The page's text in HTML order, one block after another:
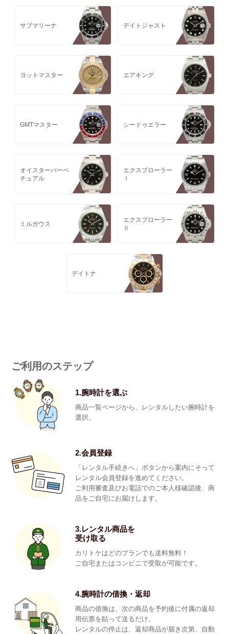
サブマリーナ デイトジャスト
ヨットマスター エアキング
GMTマスター シードゥエラー
オイスターパーペ
チュアル
エクスプローラー
Ⅰ
ミルガウス
エクスプローラー
Ⅱ
デイトナ
ご利用のステップ
1.腕時計を選ぶ
商品一覧ページから、レンタルしたい腕時計を
選択。
2.会員登録
「レンタル手続きへ」ボタンから案内にそって
レンタル会員登録を進めてください。
ご利用審査及びお電話でのご本人様確認後、商
品をご自宅にお届けします。
3.レンタル商品を
受け取る
カリトケはどのプランでも送料無料！
ご自宅またはコンビニで受取が可能です。
4.腕時計の借換・返却
商品の借換は、次の商品を予約後に付属の返却
用伝票を貼って送るだけ。
レンタルの停止は、返却商品が届き次第、自動